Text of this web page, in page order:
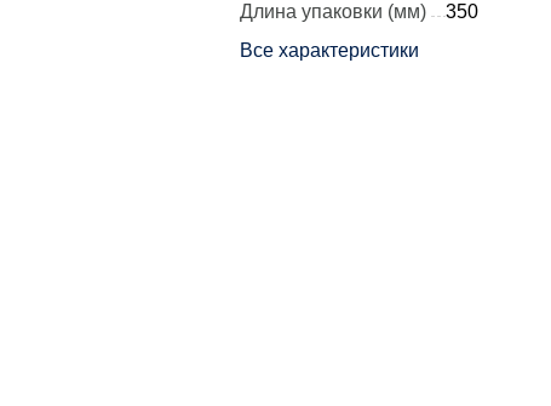
Длина упаковки (мм)
350
Все характеристики